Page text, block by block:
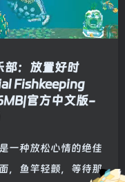
一种放松心情的绝佳
，鱼竿轻颤，等待那